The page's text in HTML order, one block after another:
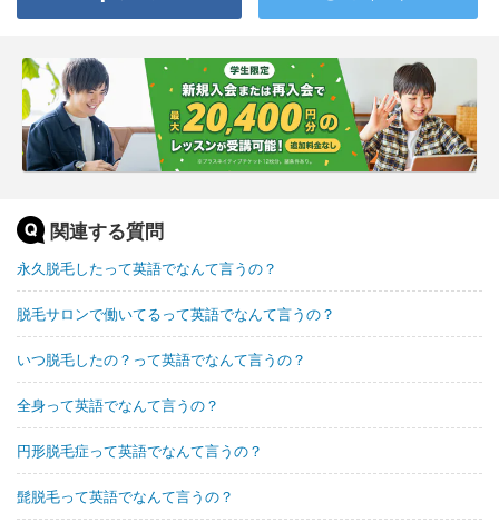
関連する質問
永久脱毛したって英語でなんて言うの？
脱毛サロンで働いてるって英語でなんて言うの？
いつ脱毛したの？って英語でなんて言うの？
全身って英語でなんて言うの？
円形脱毛症って英語でなんて言うの？
髭脱毛って英語でなんて言うの？